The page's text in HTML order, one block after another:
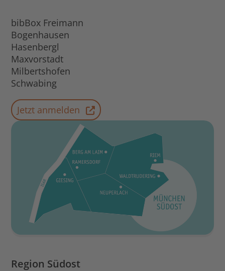
bibBox Freimann
Bogenhausen
Hasenbergl
Maxvorstadt
Milbertshofen
Schwabing
Jetzt anmelden
Region Südost